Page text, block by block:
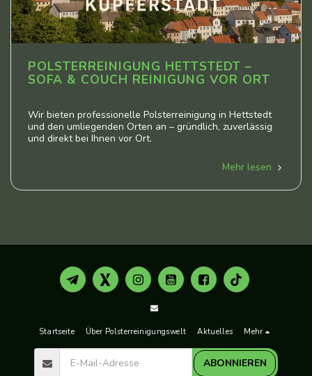
POLSTERREINIGUNG HETTSTEDT –
SOFA & COUCH REINIGUNG VOR ORT
Wir bieten professionelle Polsterreinigung in Hettstedt
und den umliegenden Orten an – gründlich, zuverlässig
und direkt bei Ihnen vor Ort.
Mehr lesen
Startseite Über Polsterreinigungswelt Aktuelles Mehr
ABONNIEREN